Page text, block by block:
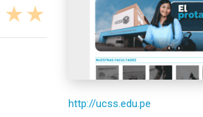
http://ucss.edu.pe